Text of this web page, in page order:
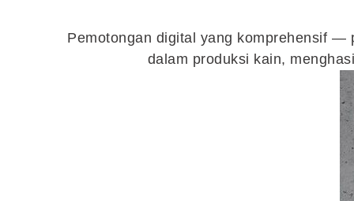
Pemotongan digital yang komprehensif —
dalam produksi kain,